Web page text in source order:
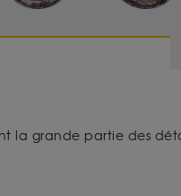
la grande partie des